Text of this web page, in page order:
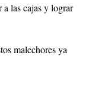
las cajas y lograr
malechores ya